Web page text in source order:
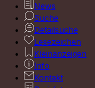
News
Suche
Detailsuche
Lesezeichen
Kleinanzeigen
Info
Kontakt